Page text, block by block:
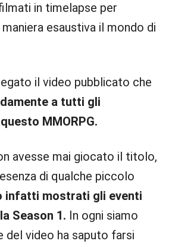
in timelapse per
esaustiva il mondo di
il video pubblicato che
a tutti gli
MMORPG.
avesse mai giocato il titolo,
di qualche piccolo
infatti mostrati gli eventi
Season 1. In ogni siamo
del video ha saputo farsi